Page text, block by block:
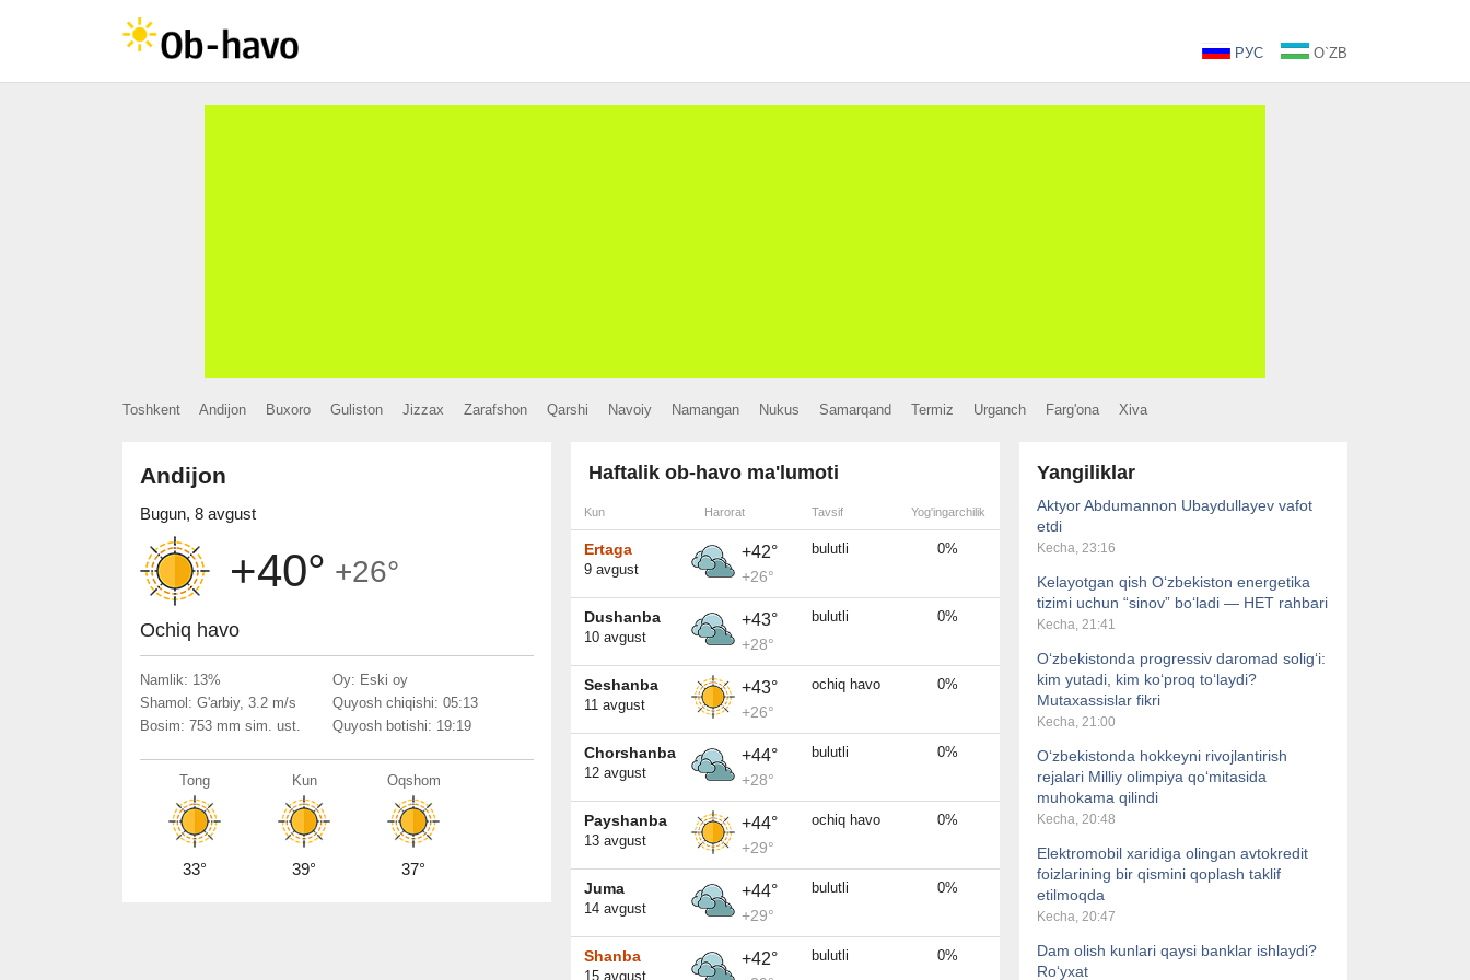
РУС O`ZB
Toshkent Andijon Buxoro Guliston Jizzax Zarafshon Qarshi Navoiy Namangan Nukus Samarqand Termiz Urganch Farg'ona Xiva
Andijon
Bugun, 8 avgust
+40° +26°
Ochiq havo
Namlik: 13%
Shamol: G'arbiy, 3.2 m/s
Bosim: 753 mm sim. ust.
Oy: Eski oy
Quyosh chiqishi: 05:13
Quyosh botishi: 19:19
Tong
33°
Kun
39°
Oqshom
37°
Haftalik ob-havo ma'lumoti
Kun Harorat Tavsif Yog'ingarchilik
Ertaga
9 avgust
+42°
+26°
bulutli 0%
Dushanba
10 avgust
+43°
+28°
bulutli 0%
Seshanba
11 avgust
+43°
+26°
ochiq havo 0%
Chorshanba
12 avgust
+44°
+28°
bulutli 0%
Payshanba
13 avgust
+44°
+29°
ochiq havo 0%
Juma
14 avgust
+44°
+29°
bulutli 0%
Shanba
15 avgust
+42° bulutli 0%
Yangiliklar
Aktyor Abdumannon Ubaydullayev vafot
etdi
Kecha, 23:16
Kelayotgan qish O‘zbekiston energetika
tizimi uchun “sinov” bo‘ladi — HET rahbari
Kecha, 21:41
O‘zbekistonda progressiv daromad solig‘i:
kim yutadi, kim ko‘proq to‘laydi?
Mutaxassislar fikri
Kecha, 21:00
O‘zbekistonda hokkeyni rivojlantirish
rejalari Milliy olimpiya qo‘mitasida
muhokama qilindi
Kecha, 20:48
Elektromobil xaridiga olingan avtokredit
foizlarining bir qismini qoplash taklif
etilmoqda
Kecha, 20:47
Dam olish kunlari qaysi banklar ishlaydi?
Ro‘yxat